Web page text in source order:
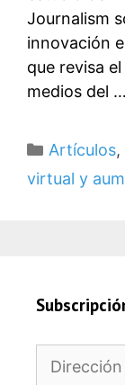
Journalism
innovación
que revisa
medios del …
Artículos,
virtual y
de